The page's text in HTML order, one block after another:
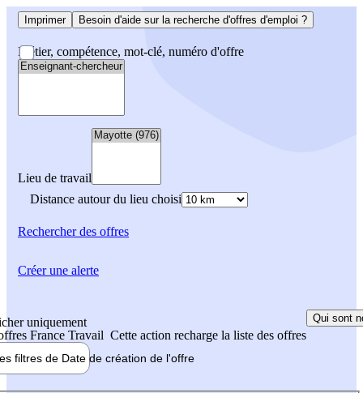
Imprimer Besoin d'aide sur la recherche d'offres d'emploi ?
Métier, compétence, mot-clé, numéro d'offre
Lieu de travail
Distance autour du lieu choisi
Rechercherdes offres
uniquement
France Travail Cette action recharge la liste des offres
Qui sont
filtres de Date de création de l'offre
Créer une alerte